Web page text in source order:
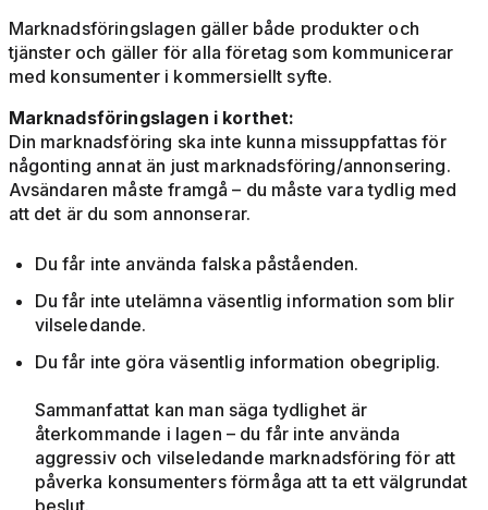
Marknadsföringslagen gäller både produkter och
tjänster och gäller för alla företag som kommunicerar
med konsumenter i kommersiellt syfte.
Marknadsföringslagen i korthet:
Din marknadsföring ska inte kunna missuppfattas för
någonting annat än just marknadsföring/annonsering.
Avsändaren måste framgå – du måste vara tydlig med
att det är du som annonserar.
Du får inte använda falska påståenden.
Du får inte utelämna väsentlig information som blir
vilseledande.
Du får inte göra väsentlig information obegriplig.
Sammanfattat kan man säga tydlighet är
återkommande i lagen – du får inte använda
aggressiv och vilseledande marknadsföring för att
påverka konsumenters förmåga att ta ett välgrundat